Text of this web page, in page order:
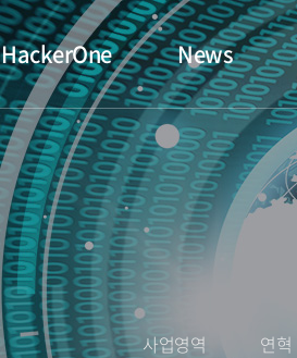
HackerOne News
사업영역 연혁